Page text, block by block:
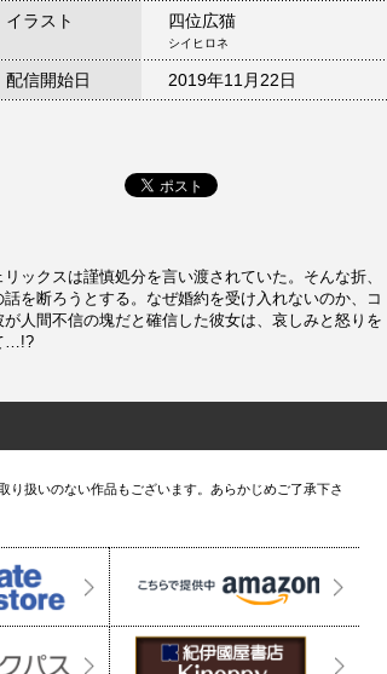
イラスト 四位広猫
シイヒロネ
配信開始日 2019年11月22日
ックスは謹慎処分を言い渡されていた。そんな折、
を断ろうとする。なぜ婚約を受け入れないのか、コ
人間不信の塊だと確信した彼女は、哀しみと怒りを
…!?
扱いのない作品もございます。あらかじめご了承下さ